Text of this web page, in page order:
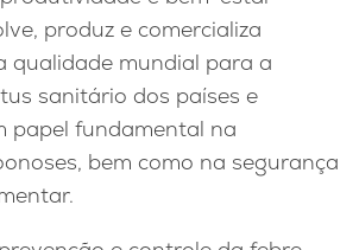
produz e comercializa
qualidade mundial para a
sanitário dos países e
papel fundamental na
bem como na segurança